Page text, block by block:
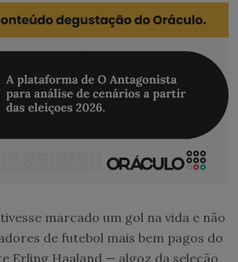
marcado um gol na vida e não
de futebol mais bem pagos do
Erling Haaland — algoz da seleção